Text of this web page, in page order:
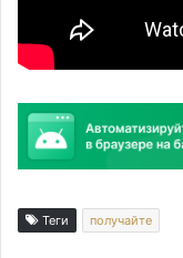
Теги получайте